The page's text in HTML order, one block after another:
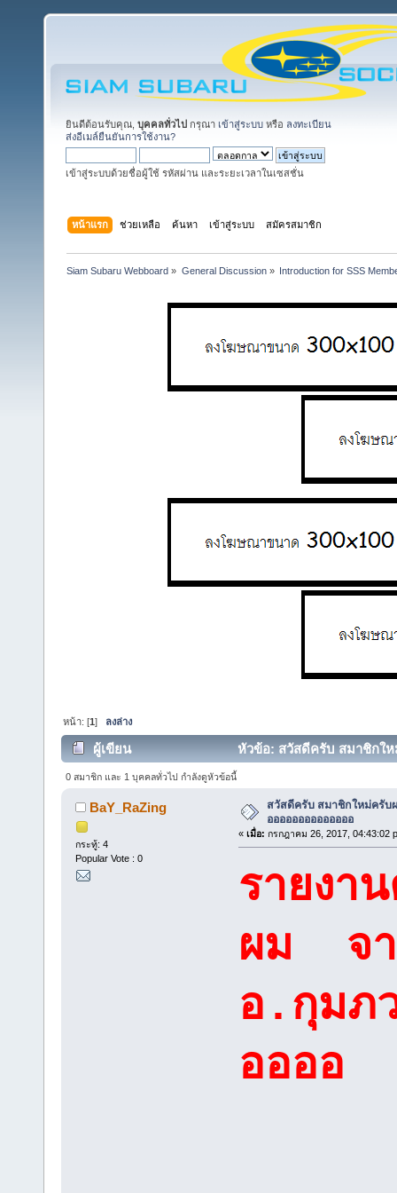
ยินดีต้อนรับคุณ, บุคคลทั่วไป กรุณา เข้าสู่ระบบ หรือ ลงทะเบียน
ส่งอีเมล์ยืนยันการใช้งาน?
เข้าสู่ระบบด้วยชื่อผู้ใช้ รหัสผ่าน และระยะเวลาในเซสชั่น
หน้าแรก ช่วยเหลือ ค้นหา เข้าสู่ระบบ สมัครสมาชิก
Siam Subaru Webboard » General Discussion» Introduction for SSS
หน้า: [1] ลงล่าง
ผู้เขียน หัวข้อ: สวัสดีครับ สมาชิกใ
0 สมาชิก และ 1 บุคคลทั่วไป กำลังดูหัวข้อนี้
BaY_RaZing
กระทู้: 4
Popular Vote : 0
สวัสดีครับ สมาชิกใหม่ครับ
ออออออออออออออ
« เมื่อ: กรกฎาคม 26, 2017, 04:43:02
รายงา
ผม จ
อ.กุมภ
ออออ